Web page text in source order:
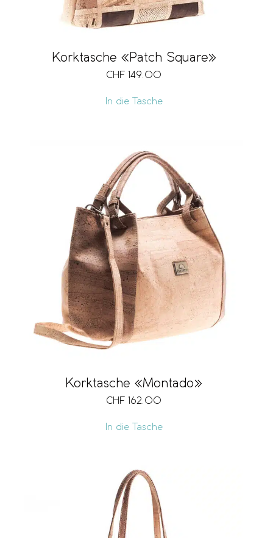
Korktasche «Patch Square»
CHF 149.00
In die Tasche
Korktasche «Montado»
CHF 162.00
In die Tasche